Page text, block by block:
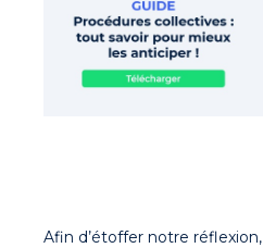
Afin d’étoffer notre réflexion,